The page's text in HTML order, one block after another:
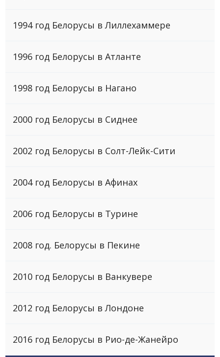
1994 год Белорусы в Лиллехаммере
1996 год Белорусы в Атланте
1998 год Белорусы в Нагано
2000 год Белорусы в Сиднее
2002 год Белоруcы в Солт-Лейк-Сити
2004 год Белорусы в Афинах
2006 год Белоруcы в Турине
2008 год. Белорусы в Пекине
2010 год Белоруcы в Ванкувере
2012 год Белоруcы в Лондоне
2016 год Белоруcы в Рио-де-Жанейро